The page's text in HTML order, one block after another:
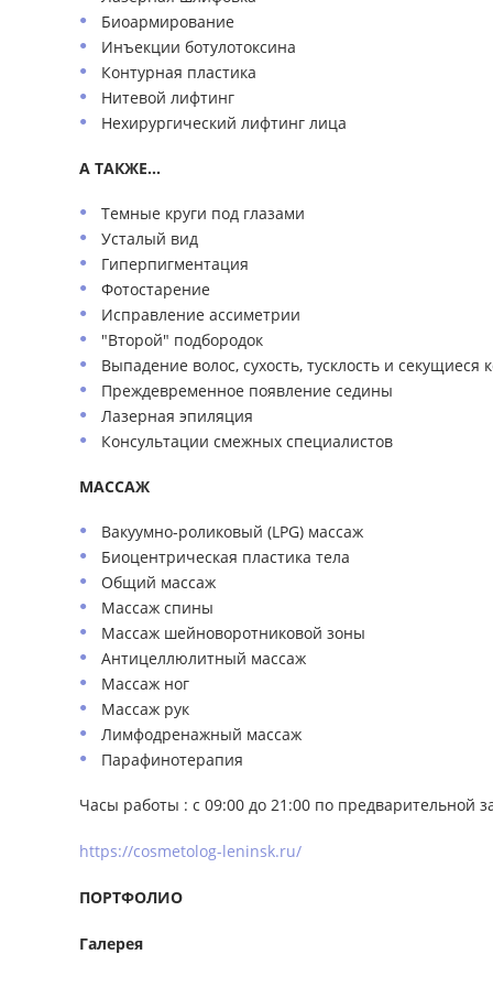
Биоармирование
Инъекции ботулотоксина
Контурная пластика
Нитевой лифтинг
Нехирургический лифтинг лица
А ТАКЖЕ...
Темные круги под глазами
Усталый вид
Гиперпигментация
Фотостарение
Исправление ассиметрии
"Второй" подбородок
Выпадение волос, сухость, тусклость и секущиеся
Преждевременное появление седины
Лазерная эпиляция
Консультации смежных специалистов
МАССАЖ
Вакуумно-роликовый (LPG) массаж
Биоцентрическая пластика тела
Общий массаж
Массаж спины
Массаж шейноворотниковой зоны
Антицеллюлитный массаж
Массаж ног
Массаж рук
Лимфодренажный массаж
Парафинотерапия
Часы работы : с 09:00 до 21:00 по предварительной
https://cosmetolog-leninsk.ru/
ПОРТФОЛИО
Галерея